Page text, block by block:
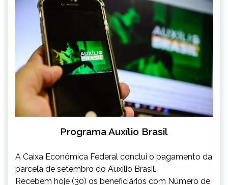
Programa Auxílio Brasil
A Caixa Econômica Federal conclui o pagamento da
parcela de setembro do Auxílio Brasil.
Recebem hoje (30) os beneficiários com Número de